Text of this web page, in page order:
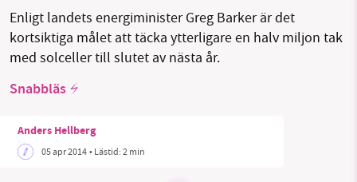
Sök Sparade inlägg
Threads
Enligt landets energiminister Greg Barker är det
kortsiktiga målet att täcka ytterligare en halv miljon tak
med solceller till slutet av nästa år.
Snabbläs
Anders Hellberg
05 apr 2014• Lästid:2 min